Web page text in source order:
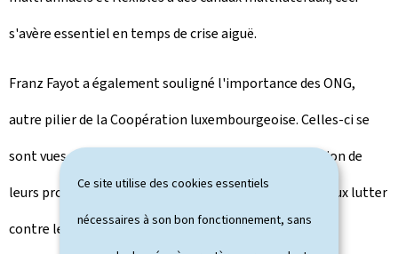
Ce site utilise des cookies essentiels
nécessaires à son bon fonctionnement, sans
s'avère essentiel en temps de crise aiguë.
Franz Fayot a également souligné l'importance des ONG,
autre pilier de la Coopération luxembourgeoise. Celles-ci se
sont vues accorder une flexibilité accrue dans la gestion de
leurs projets afin de pouvoir les restructurer et de mieux lutter
contre les conséquences de la pandémie. Des budgets